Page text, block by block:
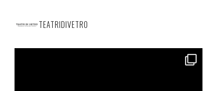
TEATRIDIVETRO